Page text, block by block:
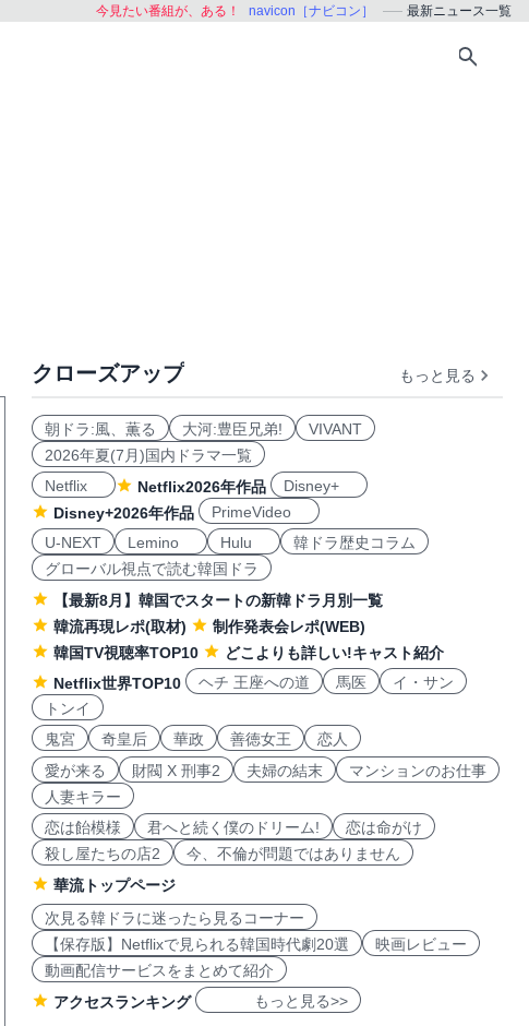
今見たい番組が、ある！ navicon［ナビコン］ 最新ニュース一覧
クローズアップ もっと見る
朝ドラ:風、薫る 大河:豊臣兄弟!
VIVANT
2026年夏(7月)国内ドラマ一覧
Netflix
Netflix2026年作品
Disney+
Disney+2026年作品
PrimeVideo
U-NEXT
Lemino Hulu
韓ドラ歴史コラム
グローバル視点で読む韓国ドラ
【最新8月】韓国でスタートの新韓ドラ月別一覧
韓流再現レポ(取材)
制作発表会レポ(WEB)
韓国TV視聴率TOP10
どこよりも詳しい!キャスト紹介
Netflix世界TOP10
ヘチ 王座への道 馬医
イ・サン
トンイ
鬼宮
奇皇后 華政 善徳女王
恋人
愛が来る
財閥 X 刑事2 夫婦の結末
マンションのお仕事
人妻キラー
恋は飴模様
君へと続く僕のドリーム!
恋は命がけ
殺し屋たちの店2
今、不倫が問題ではありません
華流トップページ
次見る韓ドラに迷ったら見るコーナー
【保存版】Netflixで見られる韓国時代劇20選
映画レビュー
動画配信サービスをまとめて紹介
アクセスランキング
もっと見る>>